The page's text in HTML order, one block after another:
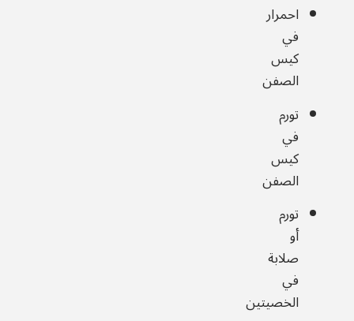
احمرار
في
كيس
الصفن
تورم
في
كيس
الصفن
تورم
أو
صلابة
في
الخصيتين